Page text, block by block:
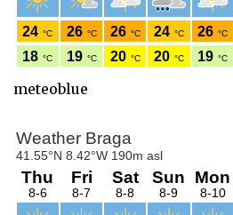
meteoblue